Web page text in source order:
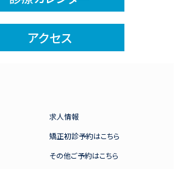
アクセス
求人情報
矯正初診予約はこちら
その他ご予約はこちら